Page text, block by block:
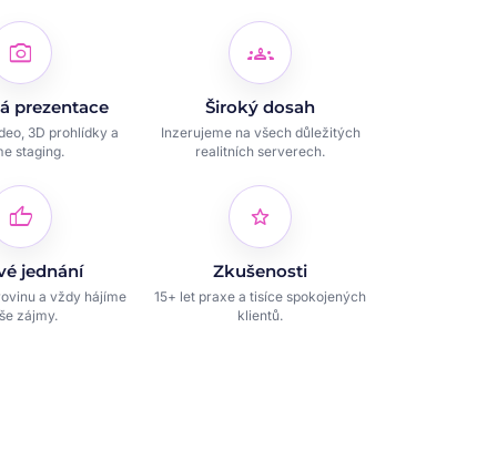
photo_camera
prezentace
3D prohlídky a
staging.
groups
Široký dosah
Inzerujeme na všech důležitých
realitních serverech.
thumb_up
jednání
a vždy hájíme
zájmy.
star
Zkušenosti
15+ let praxe a tisíce spokojených
klientů.